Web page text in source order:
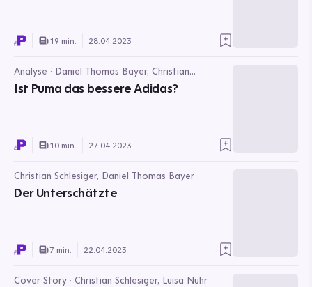
19 min. 28.04.2023
Analyse · Daniel Thomas Bayer, Christian
Schlesiger
Ist Puma das bessere Adidas?
10 min. 27.04.2023
Christian Schlesiger, Daniel Thomas Bayer
Der Unterschätzte
7 min. 22.04.2023
Cover Story · Christian Schlesiger, Luisa Nuhr